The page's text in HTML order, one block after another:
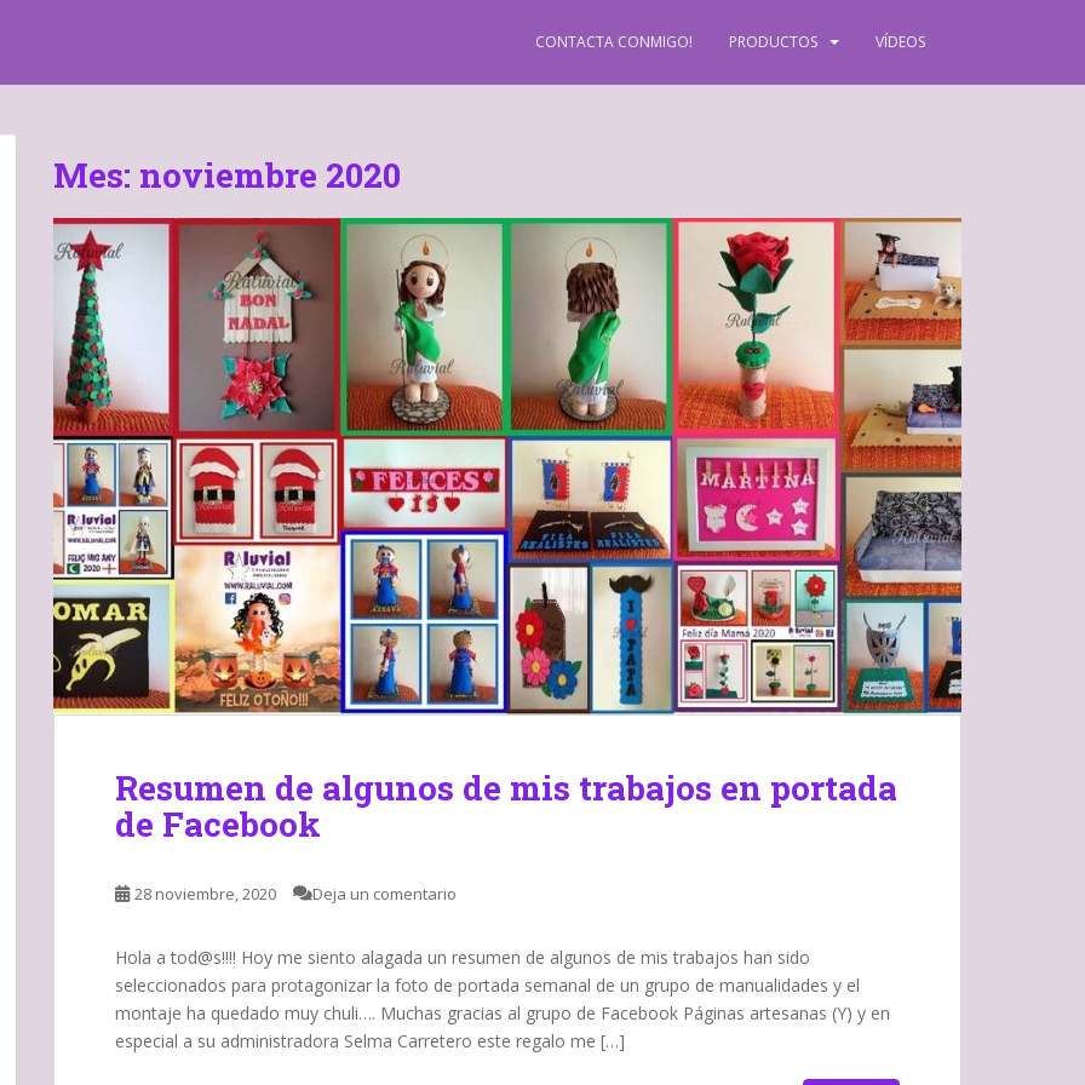
CONTACTA CONMIGO! PRODUCTOS VÍDEOS
Mes: noviembre 2020
Resumen de algunos de mis trabajos en portada
de Facebook
28 noviembre, 2020 Deja un comentario
Hola a tod@s!!!! Hoy me siento alagada un resumen de algunos de mis trabajos han sido
seleccionados para protagonizar la foto de portada semanal de un grupo de manualidades y el
montaje ha quedado muy chuli…. Muchas gracias al grupo de Facebook Páginas artesanas (Y) y en
especial a su administradora Selma Carretero este regalo me […]